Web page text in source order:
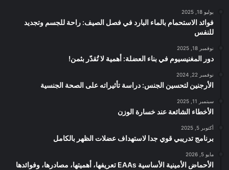
يوليو 18, 2025
فوائد الاستحمام بالماء البارد في فصل الصيف: راحة للجسم وتجديد
للنفس
نوفمبر 18, 2025
دور المغنيسيوم في بناء العضلة: أهمية لا تُقدّر بثمن!
نوفمبر 22, 2024
الأرجنين لتحسين الجنس: دراسة تأثيراته على الصحة الجنسية
سبتمبر 11, 2025
الأخطاء الشائعة عند خسارة الوزن
أكتوبر 5, 2025
برنامج تدريبي قوي جدا لاستهداف عضلات الظهر بالكامل
مايو 5, 2026
الأحماض الأمينية الأساسية EAAs تعريفها، أهميتها، مصادرها، وفوائدها